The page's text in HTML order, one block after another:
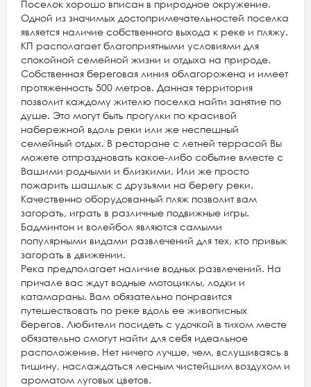
Поселок хорошо вписан в природное окружение.
Одной из значимых достопримечательностей поселка
является наличие собственного выхода к реке и пляжу.
КП располагает благоприятными условиями для
спокойной семейной жизни и отдыха на природе.
Собственная береговая линия облагорожена и имеет
протяженность 500 метров. Данная территория
позволит каждому жителю поселка найти занятие по
душе. Это могут быть прогулки по красивой
набережной вдоль реки или же неспешный
семейный отдых. В ресторане с летней террасой Вы
можете отпраздновать какое-либо событие вместе с
Вашими родными и близкими. Или же просто
пожарить шашлык с друзьями на берегу реки.
Качественно оборудованный пляж позволит вам
загорать, играть в различные подвижные игры.
Бадминтон и волейбол являются самыми
популярными видами развлечений для тех, кто привык
загорать в движении.
Река предполагает наличие водных развлечений. На
причале вас ждут водные мотоциклы, лодки и
катамараны. Вам обязательно понравится
путешествовать по реке вдоль ее живописных
берегов. Любители посидеть с удочкой в тихом месте
обязательно смогут найти для себя идеальное
расположение. Нет ничего лучше, чем, вслушиваясь в
тишину, наслаждаться лесным чистейшим воздухом и
ароматом луговых цветов.